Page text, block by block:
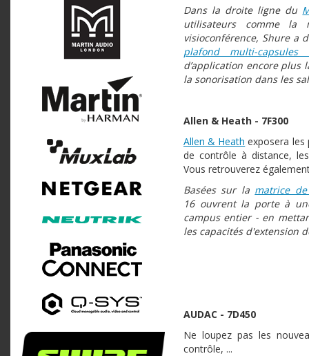
Dans la droite ligne du
utilisateurs comme la
visioconférence, Shure a
plafond multi-capsules
d’application encore plus
la sonorisation dans les
Allen & Heath - 7F300
Allen & Heath exposera
de contrôle à distance,
Vous retrouverez
Basées sur la matrice
16 ouvrent la porte à
campus entier - en
les capacités d'extension
AUDAC - 7D450
Ne loupez pas les
contrôle, ...